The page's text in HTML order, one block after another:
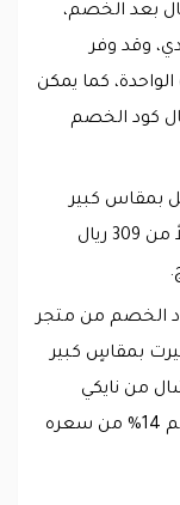
ومقاس كبير أسود فقط 333 ريال بعد الخصم،
ريال سعودي، وقد وفر
القطعة الواحدة، كما يمكن
كود الخصم
بمقاس كبير
متعدد الاستخدامات فقط 232 ريال بدلاً من 309 ريال
الخصم من متجر
بمقاسٍ كبير
من نايكي
أبيض البالغ من السعر 153 ريال وبخصم 14% من سعره